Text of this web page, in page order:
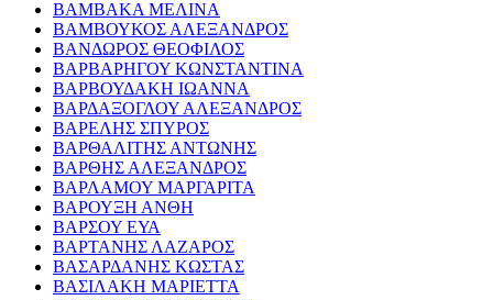
ΒΑΜΒΑΚΑ ΜΕΛΙΝΑ
ΒΑΜΒΟΥΚΟΣ ΑΛΕΞΑΝΔΡΟΣ
ΒΑΝΔΩΡΟΣ ΘΕΟΦΙΛΟΣ
ΒΑΡΒΑΡΗΓΟΥ ΚΩΝΣΤΑΝΤΙΝΑ
ΒΑΡΒΟΥΔΑΚΗ ΙΩΑΝΝΑ
ΒΑΡΔΑΞΟΓΛΟΥ ΑΛΕΞΑΝΔΡΟΣ
ΒΑΡΕΛΗΣ ΣΠΥΡΟΣ
ΒΑΡΘΑΛΙΤΗΣ ΑΝΤΩΝΗΣ
ΒΑΡΘΗΣ ΑΛΕΞΑΝΔΡΟΣ
ΒΑΡΛΑΜΟΥ ΜΑΡΓΑΡΙΤΑ
ΒΑΡΟΥΞΗ ΑΝΘΗ
ΒΑΡΣΟΥ ΕΥΑ
ΒΑΡΤΑΝΗΣ ΛΑΖΑΡΟΣ
ΒΑΣΑΡΔΑΝΗΣ ΚΩΣΤΑΣ
ΒΑΣΙΛΑΚΗ ΜΑΡΙΕΤΤΑ